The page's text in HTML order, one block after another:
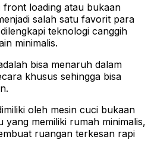
front loading atau bukaan
salah satu favorit para
teknologi canggih
minimalis.
bisa menaruh dalam
khusus sehingga bisa
oleh mesin cuci bukaan
yang memiliki rumah minimalis,
ruangan terkesan rapi